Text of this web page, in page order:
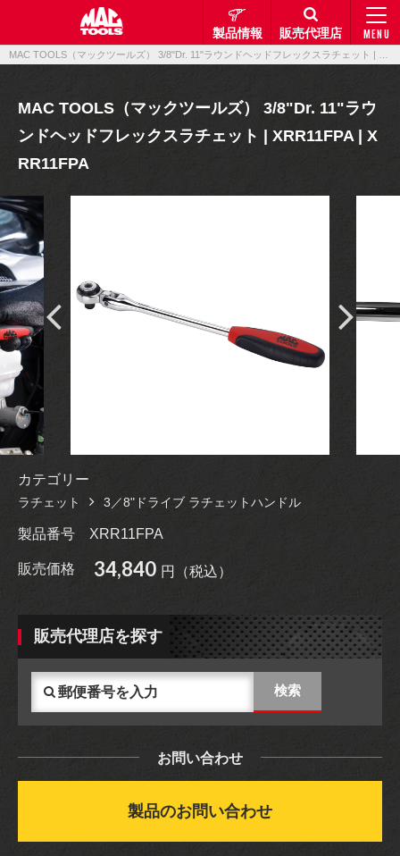
MENU
製品情報 販売代理店
MAC TOOLS（マックツールズ） 3/8"Dr. 11"ラウ
ンドヘッドフレックスラチェット | XRR11FPA | X
RR11FPA
カテゴリー
ラチェット 3／8"ドライブ ラチェットハンドル
製品番号 XRR11FPA
販売価格 34,840 円（税込）
販売代理店を探す
お問い合わせ
製品のお問い合わせ